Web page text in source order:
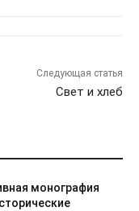
Следующая статья
Свет и хлеб
монография